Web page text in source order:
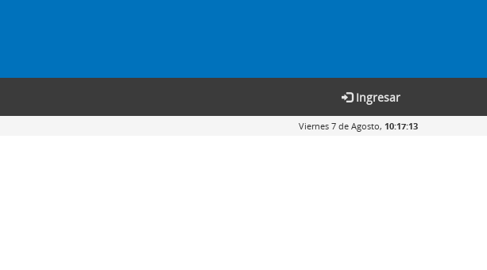
Ingresar
Viernes 7 de Agosto, 10:17:13